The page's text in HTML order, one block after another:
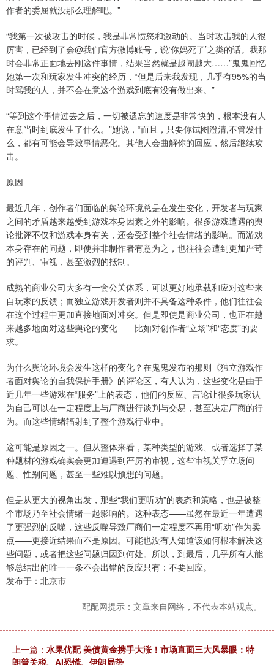
作者的委屈就没那么理解吧。”
“我第一次被攻击的时候，我是非常愤怒和激动的。当时攻击我的人很
厉害，已经到了会@我们官方微博账号，说‘你妈死了’之类的话。我那
时会非常正面地去刚这件事情，结果当然就是越闹越大……”鬼鬼回忆
她第一次和玩家发生冲突的经历，“但是后来我发现，几乎有95%的当
时骂我的人，并不会在意这个游戏到底有没有做出来。”
“等到这个事情过去之后，一切被遗忘的速度是非常快的，根本没有人
在意当时到底发生了什么。”她说，“而且，只要你试图澄清,不管发什
么，都有可能会导致事情恶化。其他人会曲解你的回应，然后继续攻
击。
原因
最近几年，创作者们面临的舆论环境总是在发生变化，开发者与玩家
之间的矛盾越来越受到游戏本身因素之外的影响。很多游戏遭遇的舆
论批评不仅和游戏本身有关，还会受到整个社会情绪的影响。而游戏
本身存在的问题，即使并非制作者有意为之，也往往会遭到更加严苛
的评判、审视，甚至激烈的抵制。
成熟的商业公司大多有一套公关体系，可以更好地承载和应对这些来
自玩家的反馈；而独立游戏开发者则并不具备这种条件，他们往往会
在这个过程中更加直接地面对冲突。但是即使是商业公司，也正在越
来越多地面对这些舆论的变化——比如对创作者“立场”和“态度”的要
求。
为什么舆论环境会发生这样的变化？在鬼鬼发布的那则《独立游戏作
者面对舆论的自我保护手册》的评论区，有人认为，这些变化是由于
近几年一些游戏在“服务”上的表态，他们的反应、言论让很多玩家认
为自己可以在一定程度上与厂商进行谈判与交易，甚至决定厂商的行
为。而这些情绪辐射到了整个游戏行业中。
这可能是原因之一。但从整体来看，某种类型的游戏、或者选择了某
种题材的游戏确实会更加遭遇到严厉的审视，这些审视关乎立场问
题、性别问题，甚至一些难以预想的问题。
但是从更大的视角出发，那些“我们更听劝”的表态和策略，也是被整
个市场乃至社会情绪一起影响的。这种表态——虽然在最近一年遭遇
了更强烈的反噬，这些反噬导致厂商们一定程度不再用“听劝”作为卖
点——更接近结果而不是原因。可能也没有人知道该如何根本解决这
些问题，或者把这些问题归因到何处。所以，到最后，几乎所有人能
够总结出的唯一一条不会出错的反应只有：不要回应。
发布于：北京市
配配网提示：文章来自网络，不代表本站观点。
上一篇： 水果优配 美债黄金携手大涨！市场直面三大风暴眼：特
朗普关税、AI恐慌、伊朗局势